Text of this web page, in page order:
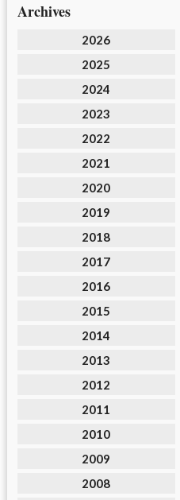
Archives
2026
2025
2024
2023
2022
2021
2020
2019
2018
2017
2016
2015
2014
2013
2012
2011
2010
2009
2008